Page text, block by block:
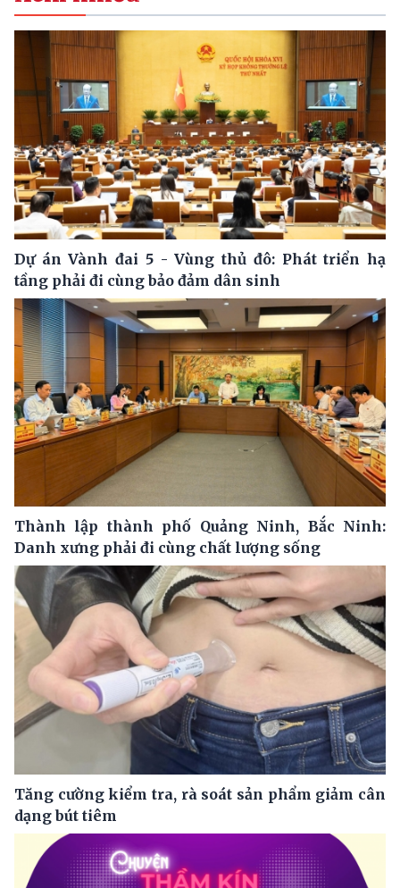
Dự án Vành đai 5 - Vùng thủ đô: Phát triển hạ
tầng phải đi cùng bảo đảm dân sinh
Thành lập thành phố Quảng Ninh, Bắc Ninh:
Danh xưng phải đi cùng chất lượng sống
Tăng cường kiểm tra, rà soát sản phẩm giảm cân
dạng bút tiêm